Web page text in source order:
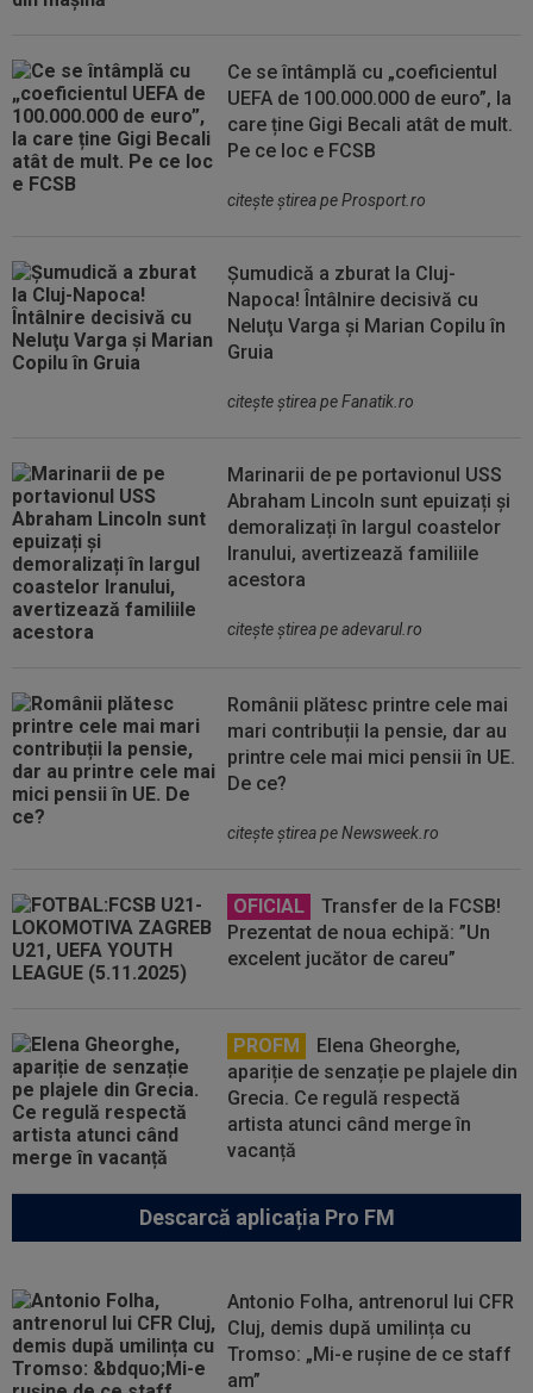
Ce se întâmplă cu „coeficientul
UEFA de 100.000.000 de euro”, la
care ține Gigi Becali atât de mult.
Pe ce loc e FCSB
citeşte ştirea pe Prosport.ro
Șumudică a zburat la Cluj-
Napoca! Întâlnire decisivă cu
Neluţu Varga şi Marian Copilu în
Gruia
citeşte ştirea pe Fanatik.ro
Marinarii de pe portavionul USS
Abraham Lincoln sunt epuizați și
demoralizați în largul coastelor
Iranului, avertizează familiile
acestora
citeşte ştirea pe adevarul.ro
Românii plătesc printre cele mai
mari contribuții la pensie, dar au
printre cele mai mici pensii în UE.
De ce?
citeşte ştirea pe Newsweek.ro
OFICIAL
Transfer de la FCSB!
Prezentat de noua echipă: ”Un
excelent jucător de careu”
PROFM
Elena Gheorghe,
apariție de senzație pe plajele din
Grecia. Ce regulă respectă
artista atunci când merge în
vacanță
Descarcă aplicația Pro FM
Antonio Folha, antrenorul lui CFR
Cluj, demis după umilința cu
Tromso: „Mi-e rușine de ce staff
am”